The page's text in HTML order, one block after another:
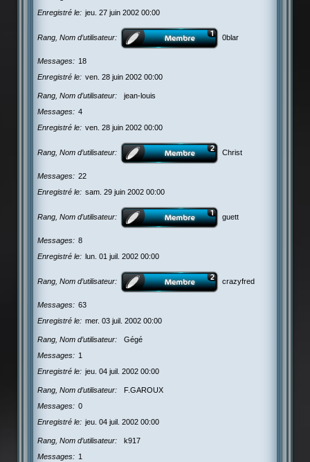
Enregistré le
jeu. 27 juin 2002 00:00
Rang, Nom d’utilisateur 0blar
Messages
18
Enregistré le
ven. 28 juin 2002 00:00
Rang, Nom d’utilisateur
jean-louis
Messages
4
Enregistré le
ven. 28 juin 2002 00:00
Rang, Nom d’utilisateur Christ
Messages
22
Enregistré le
sam. 29 juin 2002 00:00
Rang, Nom d’utilisateur guett
Messages
8
Enregistré le
lun. 01 juil. 2002 00:00
Rang, Nom d’utilisateur crazyfred
Messages
63
Enregistré le
mer. 03 juil. 2002 00:00
Rang, Nom d’utilisateur
Gégé
Messages
1
Enregistré le
jeu. 04 juil. 2002 00:00
Rang, Nom d’utilisateur
F.GAROUX
Messages
0
Enregistré le
jeu. 04 juil. 2002 00:00
Rang, Nom d’utilisateur
k917
Messages
1